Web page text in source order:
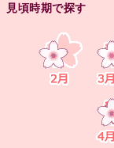
見頃時期で探す